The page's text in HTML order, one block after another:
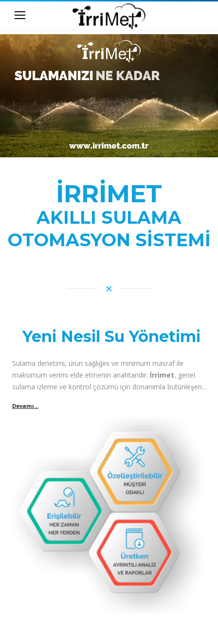
İRRİMET
AKILLI SULAMA
OTOMASYON SİSTEMİ
Yeni Nesil Su Yönetimi
Sulama denetimi, ürün sağlığını ve minimum masraf ile
maksimum verimi elde etmenin anahtarıdır. İrrimet, genel
sulama izleme ve kontrol çözümü için donanımla bütünleşen
çözümüne odaklanmıştır.
bilgilerini eksiksiz şekilde raporlar ve sınırlı su kaynaklarının
optimum şekilde kullanımını temin eder.
İrrimet, tüm kuyu ve hidrantlarınızın verdiği suyun miktarını,
masraflarını ve arızalarını anlık olarak takip edebileceğiniz, hem
ön ödemeli hem de fatura ödemeli çalışabilen, geliri de gideri
de eksiksiz takip eden bir ön muhasebe sistemidir.
Sistemimiz mevsimsel koşullara uygun şekilde, ürün tipi, ekim
tarihi, tarla büyüklüğü, yağış miktarı, sulamanın yapıldığı dönem
gibi faktörleri göz önünde bulundurarak en uygun sulama